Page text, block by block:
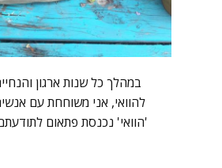
במהלך כל שנות ארגון
להוואי, אני משוחחת עם
'הוואי' נכנסת פתאום